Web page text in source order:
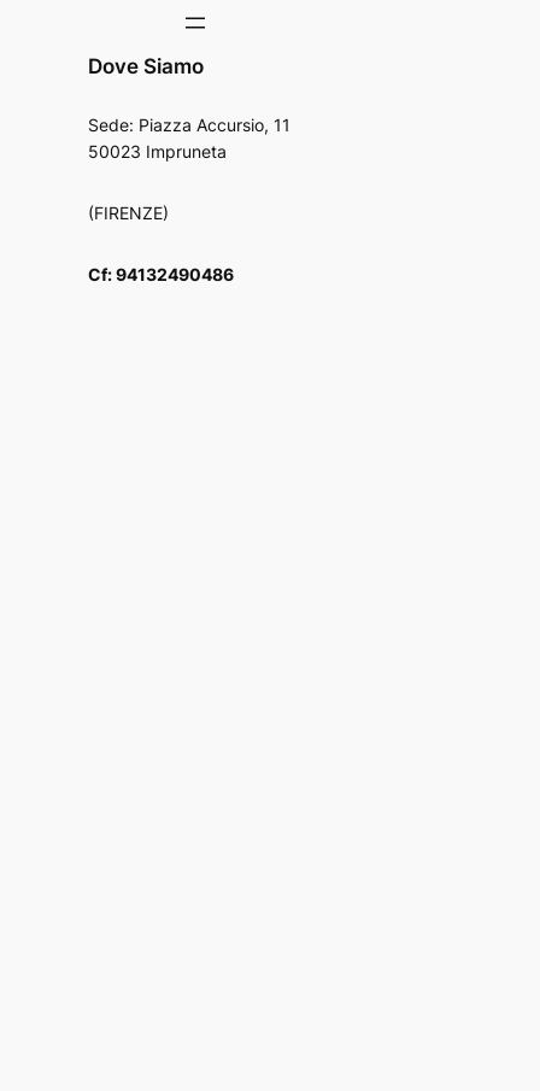
Dove Siamo
Sede: Piazza Accursio, 11
50023 Impruneta
(FIRENZE)
Cf: 94132490486